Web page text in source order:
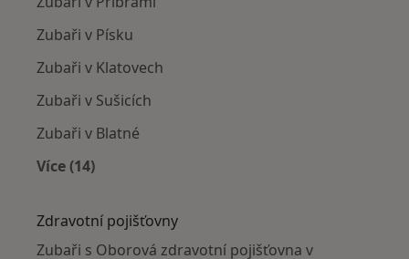
Zubaři v Písku
Zubaři v Klatovech
Zubaři v Sušicích
Zubaři v Blatné
Více (14)
Zdravotní pojišťovny
Zubaři s Oborová zdravotní pojišťovna v